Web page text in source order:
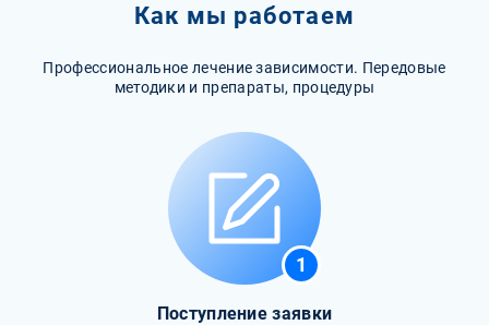
Как мы работаем
Профессиональное лечение зависимости. Передовые
методики и препараты, процедуры
1
Поступление заявки